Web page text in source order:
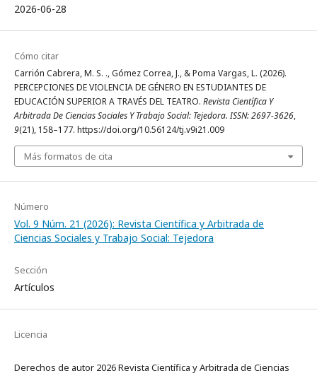
2026-06-28
Cómo citar
Carrión Cabrera, M. S. ., Gómez Correa, J., & Poma Vargas, L. (2026).
PERCEPCIONES DE VIOLENCIA DE GÉNERO EN ESTUDIANTES DE
EDUCACIÓN SUPERIOR A TRAVÉS DEL TEATRO. Revista Científica Y
Arbitrada De Ciencias Sociales Y Trabajo Social: Tejedora. ISSN: 2697-3626,
9(21), 158–177. https://doi.org/10.56124/tj.v9i21.009
Más formatos de cita
Número
Vol. 9 Núm. 21 (2026): Revista Científica y Arbitrada de
Ciencias Sociales y Trabajo Social: Tejedora
Sección
Artículos
Licencia
Derechos de autor 2026 Revista Científica y Arbitrada de Ciencias